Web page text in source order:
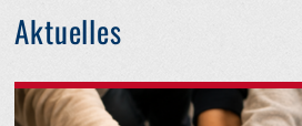
Aktuelles